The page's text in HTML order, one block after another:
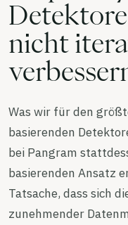
nicht
Was wir für den
basierenden
bei Pangram
basierenden Ansatz
Tatsache, dass sich
zunehmender